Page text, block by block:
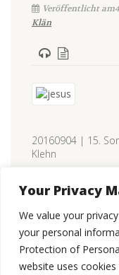
Your Privacy
We value your
your personal
Protection of
website uses
Veröffentlicht
Klän
20160904 | 15.
Klehn